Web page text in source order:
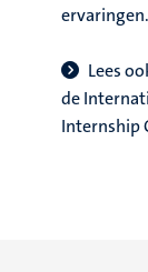
ervaringen.
Lees
de
Internship